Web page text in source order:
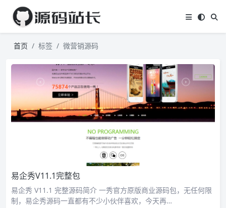
首页 标签 微营销源码
易企秀V11.1完整包
易企秀 V11.1 完整源码简介 一秀官方原版商业源码包，无任何限
制，易企秀源码一直都有不少小伙伴喜欢，今天再…